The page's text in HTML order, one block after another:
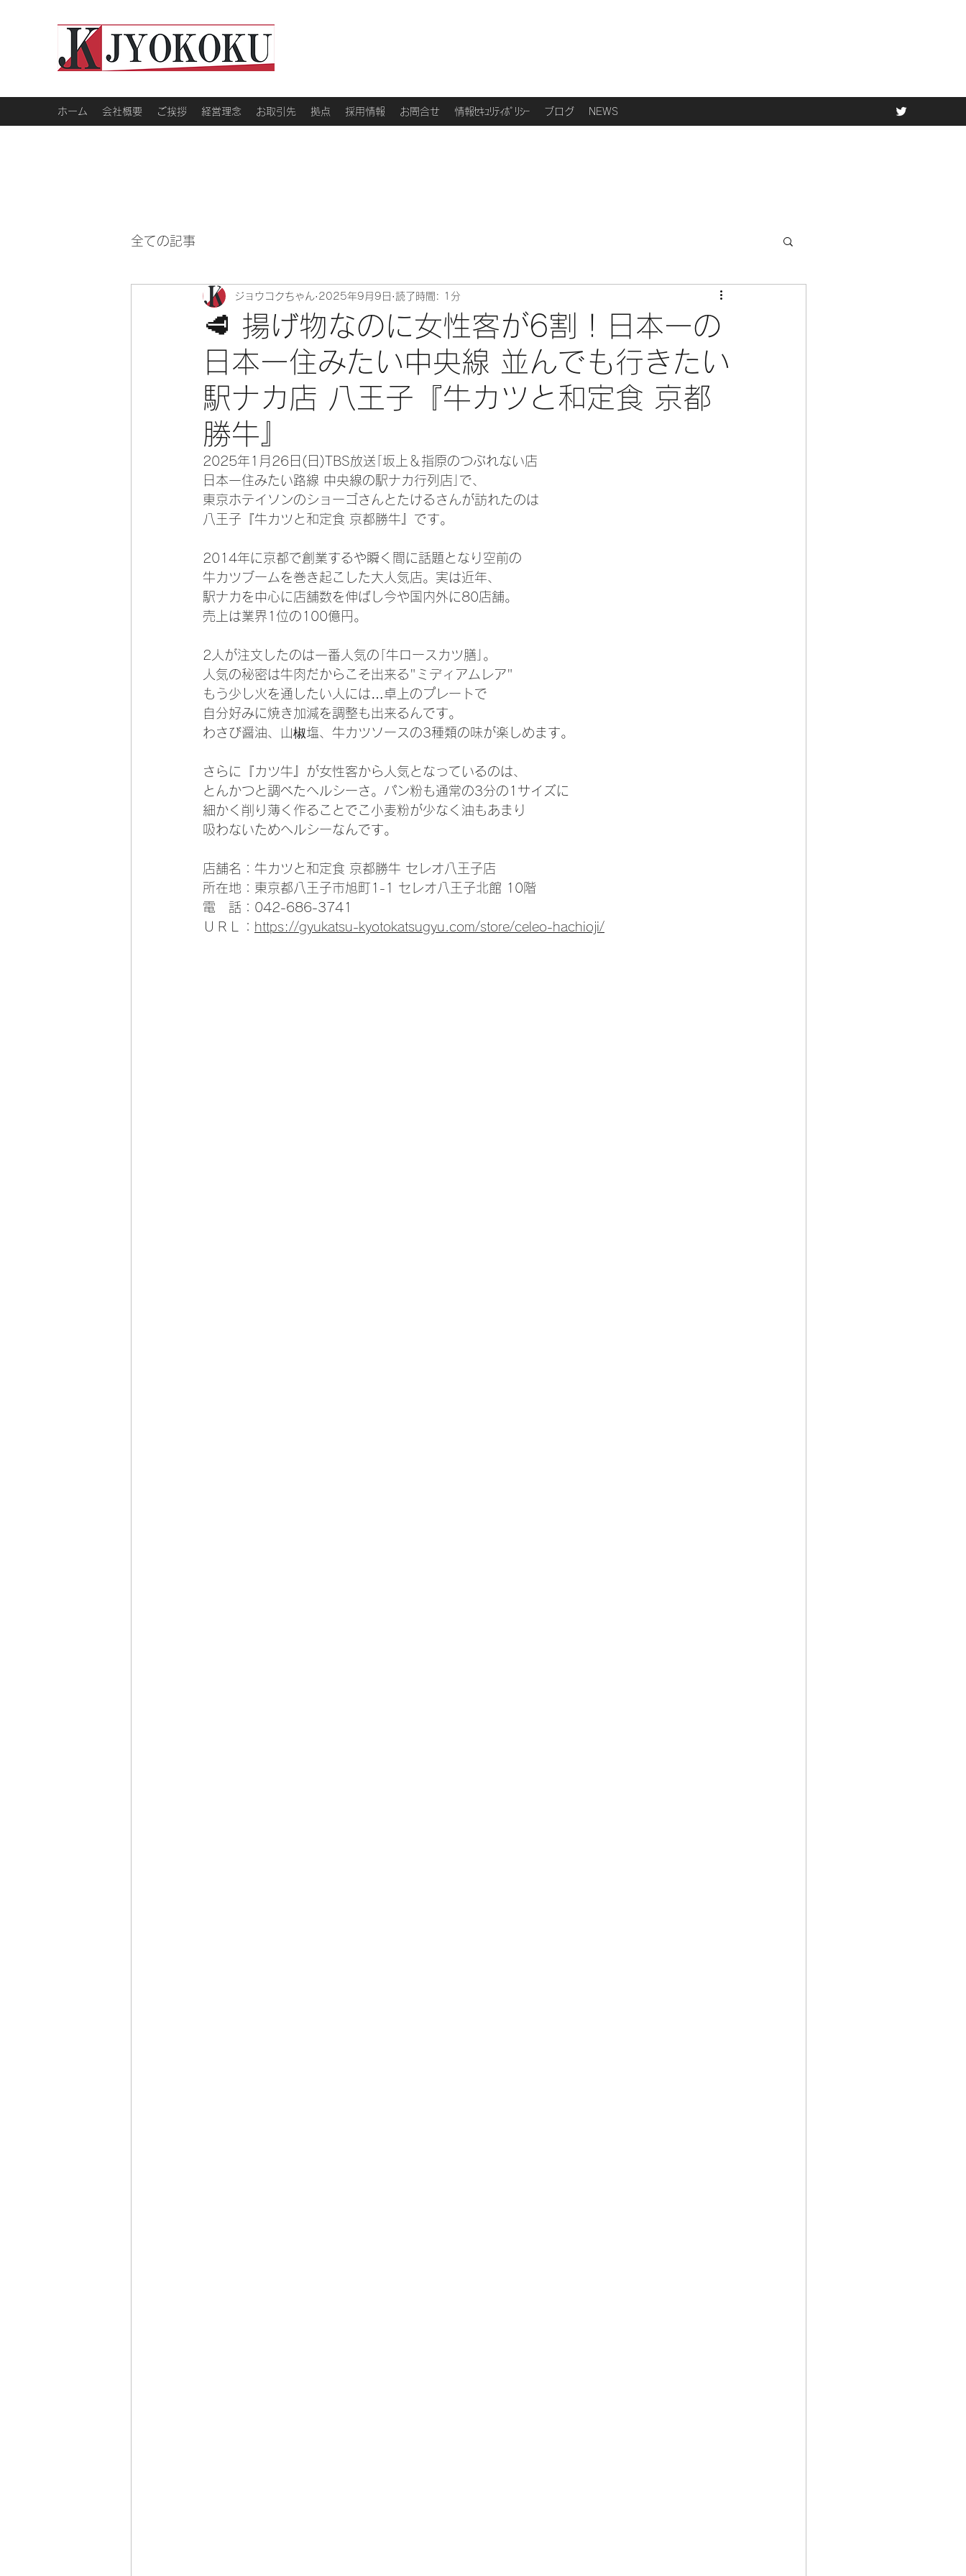
ホーム 会社概要 ご挨拶 経営理念 お取引先 拠点 採用情報 お問合せ 情報ｾｷｭﾘﾃｨﾎﾟﾘｼｰ ブログ NEWS
全ての記事
🥩 揚げ物なのに女性客が6割！日本一の
日本一住みたい中央線 並んでも行きたい
駅ナカ店 八王子『牛カツと和定食 京都
勝牛』
ジョウコクちゃん 2025年9月9日 読了時間: 1分
2025年1月26日(日)TBS放送｢坂上＆指原のつぶれない店
日本一住みたい路線 中央線の駅ナカ行列店｣で、
東京ホテイソンのショーゴさんとたけるさんが訪れたのは
八王子『牛カツと和定食 京都勝牛』です。
2014年に京都で創業するや瞬く間に話題となり空前の
牛カツブームを巻き起こした大人気店。実は近年、
駅ナカを中心に店舗数を伸ばし今や国内外に80店舗。
売上は業界1位の100億円。
2人が注文したのは一番人気の｢牛ロースカツ膳｣。
人気の秘密は牛肉だからこそ出来る"ミディアムレア"
もう少し火を通したい人には…卓上のプレートで
自分好みに焼き加減を調整も出来るんです。
わさび醤油、山椒塩、牛カツソースの3種類の味が楽しめます。
さらに『カツ牛』が女性客から人気となっているのは、
とんかつと調べたヘルシーさ。パン粉も通常の3分の1サイズに
細かく削り薄く作ることでこ小麦粉が少なく油もあまり
吸わないためヘルシーなんです。
店舗名：牛カツと和定食 京都勝牛 セレオ八王子店
所在地：東京都八王子市旭町1-1 セレオ八王子北館 10階
電　話：042-686-3741
ＵＲＬ： https://gyukatsu-kyotokatsugyu.com/store/celeo-hachioji/